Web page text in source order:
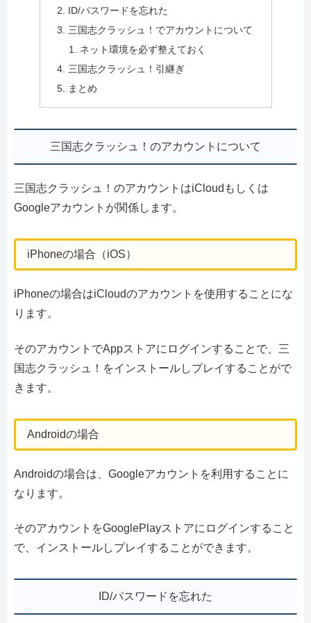
ID/パスワードを忘れた
三国志クラッシュ！でアカウントについて
ネット環境を必ず整えておく
三国志クラッシュ！引継ぎ
まとめ
三国志クラッシュ！のアカウントについて
三国志クラッシュ！のアカウントはiCloudもしくは
Googleアカウントが関係します。
iPhoneの場合（iOS）
iPhoneの場合はiCloudのアカウントを使用することにな
ります。
そのアカウントでAppストアにログインすることで、三
国志クラッシュ！をインストールしプレイすることがで
きます。
Androidの場合
Androidの場合は、Googleアカウントを利用することに
なります。
そのアカウントをGooglePlayストアにログインすること
で、インストールしプレイすることができます。
ID/パスワードを忘れた